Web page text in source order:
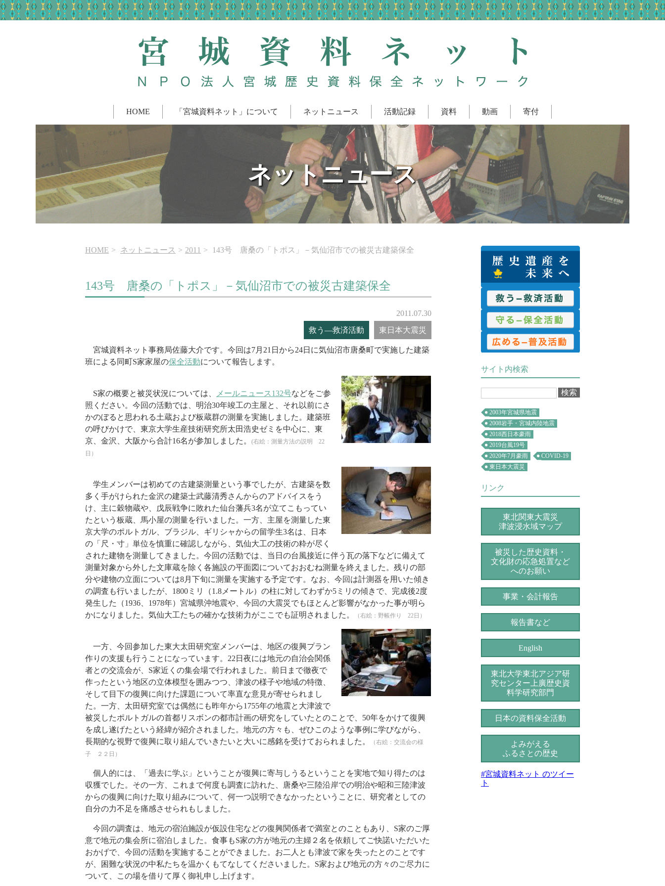
HOME 「宮城資料ネット」について ネットニュース 活動記録 資料 動画 寄付
ネットニュース
HOME ネットニュース 2011 143号 唐桑の「トポス」－気仙沼市での被災古建築保全
143号 唐桑の「トポス」－気仙沼市での被災古建築保全
2011.07.30
救う―救済活動
東日本大震災
宮城資料ネット事務局佐藤大介です。今回は7月21日から24日に気仙沼市唐桑町で実施した建築
班による同町S家家屋の保全活動について報告します。
S家の概要と被災状況については、 メールニュース132号などをご参
照ください。今回の活動では、明治30年竣工の主屋と、それ以前にさ
かのぼると思われる土蔵および板蔵群の測量を実施しました。建築班
の呼びかけで、東京大学生産技術研究所太田浩史ゼミを中心に、東
京、金沢、大阪から合計16名が参加しました。
(右絵：測量方法の説明 22
日）
学生メンバーは初めての古建築測量という事でしたが、古建築を数
多く手がけられた金沢の建築士武藤清秀さんからのアドバイスをう
け、主に穀物蔵や、戊辰戦争に敗れた仙台藩兵3名が立てこもってい
たという板蔵、馬小屋の測量を行いました。一方、主屋を測量した東
京大学のポルトガル、ブラジル、ギリシャからの留学生3名は、日本
の「尺・寸」単位を慎重に確認しながら、気仙大工の技術の粋が尽く
された建物を測量してきました。今回の活動では、当日の台風接近に伴う瓦の落下などに備えて
測量対象から外した文庫蔵を除く各施設の平面図についておおむね測量を終えました。残りの部
分や建物の立面については8月下旬に測量を実施する予定です。なお、今回は計測器を用いた傾き
の調査も行いましたが、1800ミリ（1.8メートル）の柱に対してわずか5ミリの傾きで、完成後2度
発生した（1936、1978年）宮城県沖地震や、今回の大震災でもほとんど影響がなかった事が明ら
かになりました。気仙大工たちの確かな技術力がここでも証明されました。
（右絵：野帳作り 22日）
一方、今回参加した東大太田研究室メンバーは、地区の復興プラン
作りの支援も行うことになっています。22日夜には地元の自治会関係
者との交流会が、S家近くの集会場で行われました。前日まで徹夜で
作ったという地区の立体模型を囲みつつ、津波の様子や地域の特徴、
そして目下の復興に向けた課題について率直な意見が寄せられまし
た。一方、太田研究室では偶然にも昨年から1755年の地震と大津波で
被災したポルトガルの首都リスボンの都市計画の研究をしていたとのことで、50年をかけて復興
を成し遂げたという経緯が紹介されました。地元の方々も、ぜひこのような事例に学びながら、
長期的な視野で復興に取り組んでいきたいと大いに感銘を受けておられました。
（右絵：交流会の様
子 ２２日）
個人的には、「過去に学ぶ」ということが復興に寄与しうるということを実地で知り得たのは
収獲でした。その一方、これまで何度も調査に訪れた、唐桑や三陸沿岸での明治や昭和三陸津波
からの復興に向けた取り組みについて、何一つ説明できなかったということに、研究者としての
自分の力不足を痛感させられもしました。
今回の調査は、地元の宿泊施設が仮設住宅などの復興関係者で満室とのこともあり、S家のご厚
意で地元の集会所に宿泊しました。食事もS家の方が地元の主婦２名を依頼してご快諾いただいた
おかげで、今回の活動を実施することができました。お二人とも津波で家を失ったとのことです
が、困難な状況の中私たちを温かくもてなしてくださいました。S家および地元の方々のご尽力に
ついて、この場を借りて厚く御礼申し上げます。
サイト内検索
2003年宮城県地震
2008岩手・宮城内陸地震
2018西日本豪雨
2019台風19号
2020年7月豪雨
COVID-19
東日本大震災
リンク
東北関東大震災
津波浸水域マップ
被災した歴史資料・
文化財の応急処置など
へのお願い
事業・会計報告
報告書など
English
東北大学東北アジア研
究センター 上廣歴史資
料学研究部門
日本の資料保全活動
よみがえる
ふるさとの歴史
#宮城資料ネット のツイー
ト